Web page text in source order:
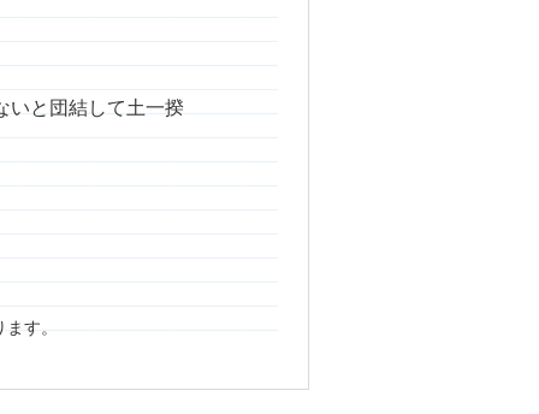
いと団結して土一揆
す。